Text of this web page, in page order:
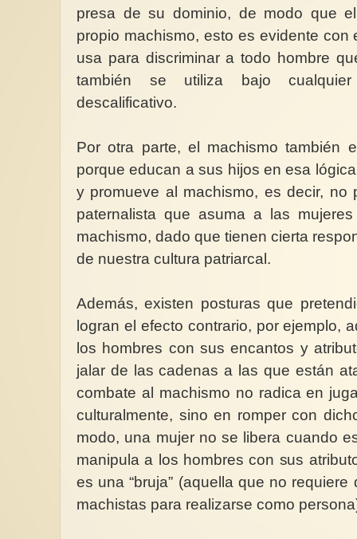
presa de su dominio, de modo que
propio machismo, esto es evidente con
usa para discriminar a todo hombre
también se utiliza bajo
descalificativo.
Por otra parte, el machismo también
porque educan a sus hijos en esa
y promueve al machismo, es decir, no
paternalista que asuma a las
machismo, dado que tienen cierta
de nuestra cultura patriarcal.
Además, existen posturas que
logran el efecto contrario, por ejemplo,
los hombres con sus encantos y
jalar de las cadenas a las que están
combate al machismo no radica en
culturalmente, sino en romper con
modo, una mujer no se libera cuando
manipula a los hombres con sus
es una “bruja” (aquella que no
machistas para realizarse como